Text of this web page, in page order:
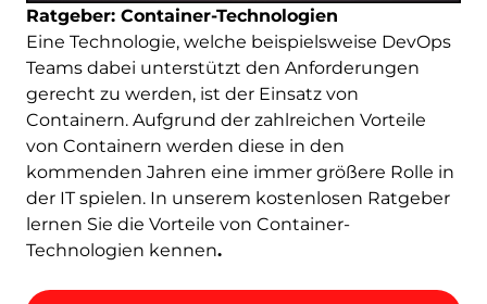
Ratgeber: Container-Technologien
Eine Technologie, welche beispielsweise DevOps
Teams dabei unterstützt den Anforderungen
gerecht zu werden, ist der Einsatz von
Containern. Aufgrund der zahlreichen Vorteile
von Containern werden diese in den
kommenden Jahren eine immer größere Rolle in
der IT spielen. In unserem kostenlosen Ratgeber
lernen Sie die Vorteile von Container-
Technologien kennen.